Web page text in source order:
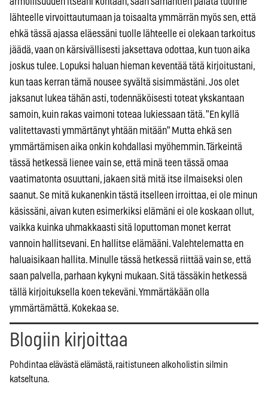
lähteelle virvoittautumaan ja toisaalta ymmärrän myös sen, että
ehkä tässä ajassa eläessäni tuolle lähteelle ei olekaan tarkoitus
jäädä, vaan on kärsivällisesti jaksettava odottaa, kun tuon aika
joskus tulee. Lopuksi haluan hieman keventää tätä kirjoitustani,
kun taas kerran tämä nousee syvältä sisimmästäni. Jos olet
jaksanut lukea tähän asti, todennäköisesti toteat ykskantaan
samoin, kuin rakas vaimoni toteaa lukiessaan tätä. "En kyllä
valitettavasti ymmärtänyt yhtään mitään" Mutta ehkä sen
ymmärtämisen aika onkin kohdallasi myöhemmin. Tärkeintä
tässä hetkessä lienee vain se, että minä teen tässä omaa
vaatimatonta osuuttani, jakaen sitä mitä itse ilmaiseksi olen
saanut. Se mitä kukanenkin tästä itselleen irroittaa, ei ole minun
käsissäni, aivan kuten esimerkiksi elämäni ei ole koskaan ollut,
vaikka kuinka uhmakkaasti sitä loputtoman monet kerrat
vannoin hallitsevani. En hallitse elämääni. Valehtelematta en
haluaisikaan hallita. Minulle tässä hetkessä riittää vain se, että
saan palvella, parhaan kykyni mukaan. Sitä tässäkin hetkessä
tällä kirjoituksella koen tekeväni. Ymmärtäkään olla
ymmärtämättä. Kokekaa se.
Blogiin kirjoittaa
Pohdintaa elävästä elämästä, raitistuneen alkoholistin silmin
katseltuna.